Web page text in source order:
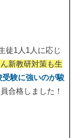
徒1人1人に応じ
新教研対策も生
受験に強いのが駿
合格しました！